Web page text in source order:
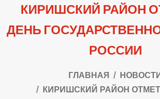
КИРИШСКИЙ РАЙОН
ДЕНЬ
РОССИИ
ГЛАВНАЯ
КИРИШСКИЙ РАЙОН